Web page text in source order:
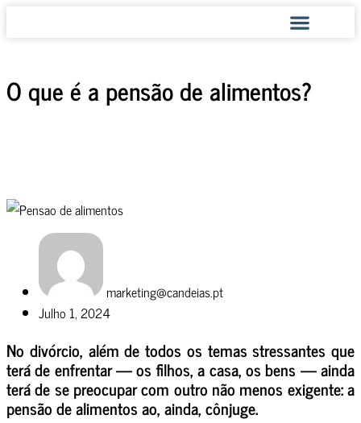
O que é a pensão de alimentos?
marketing@candeias.pt
Julho 1, 2024
No divórcio, além de todos os temas stressantes que
terá de enfrentar — os filhos, a casa, os bens — ainda
terá de se preocupar com outro não menos exigente: a
pensão de alimentos ao, ainda, cônjuge.